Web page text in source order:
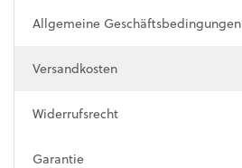
Allgemeine Geschäftsbedingungen
Versandkosten
Widerrufsrecht
Garantie